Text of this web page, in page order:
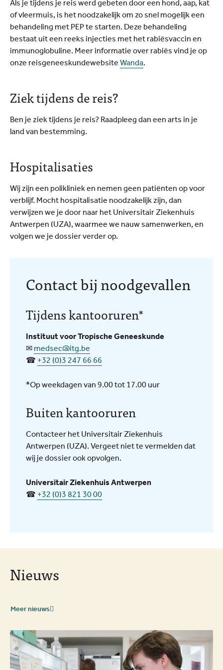
Als je tijdens je reis werd gebeten door een hond, aap, kat
of vleermuis, is het noodzakelijk om zo snel mogelijk een
behandeling met PEP te starten. Deze behandeling
bestaat uit een reeks injecties met het rabiësvaccin en
immunoglobuline. Meer informatie over rabiës vind je op
onze reisgeneeskundewebsite Wanda.
Ziek tijdens de reis?
Ben je ziek tijdens je reis? Raadpleeg dan een arts in je
land van bestemming.
Hospitalisaties
Wij zijn een polikliniek en nemen geen patiënten op voor
verblijf. Mocht hospitalisatie noodzakelijk zijn, dan
verwijzen we je door naar het Universitair Ziekenhuis
Antwerpen (UZA), waarmee we nauw samenwerken, en
volgen we je dossier verder op.
Contact bij noodgevallen
Tijdens kantooruren*
Instituut voor Tropische Geneeskunde
✉ medsec@itg.be
☎ +32 (0)3 247 66 66
*Op weekdagen van 9.00 tot 17.00 uur
Buiten kantooruren
Contacteer het Universitair Ziekenhuis
Antwerpen (UZA). Vergeet niet te vermelden dat
wij je dossier ook opvolgen.
Universitair Ziekenhuis Antwerpen
☎ +32 (0)3 821 30 00
Nieuws
Meer nieuws